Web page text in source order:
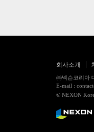
회사소개
㈜넥슨코리아
E-mail :
© NEXON